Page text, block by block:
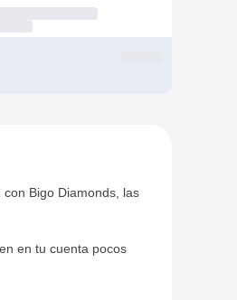
Bigo Diamonds, las
en tu cuenta pocos